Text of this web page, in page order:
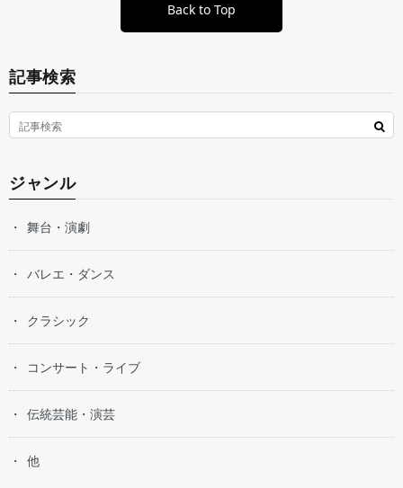
Back to Top
記事検索
ジャンル
舞台・演劇
バレエ・ダンス
クラシック
コンサート・ライブ
伝統芸能・演芸
他